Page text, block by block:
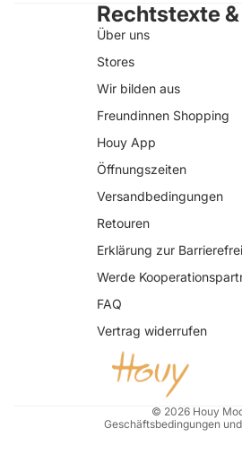
Rechtstexte
Über uns
Stores
Wir bilden aus
Freundinnen Shopping
Houy App
Öffnungszeiten
Versandbedingungen
Retouren
Erklärung zur
Werde
FAQ
Vertrag widerrufen
© 2026 Houy
Geschäftsbedingungen
Kontaktinformationen